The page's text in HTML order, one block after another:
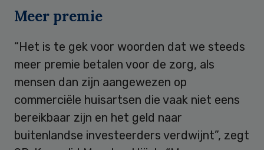
Meer premie
“Het is te gek voor woorden dat we steeds
meer premie betalen voor de zorg, als
mensen dan zijn aangewezen op
commerciële huisartsen die vaak niet eens
bereikbaar zijn en het geld naar
buitenlandse investeerders verdwijnt”, zegt